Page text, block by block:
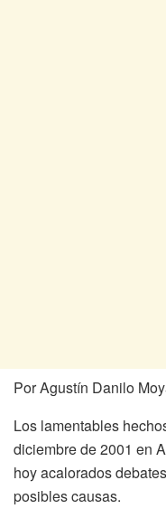
Por Agustín Danilo
Los lamentables
diciembre de 2001 en
hoy acalorados
posibles causas.